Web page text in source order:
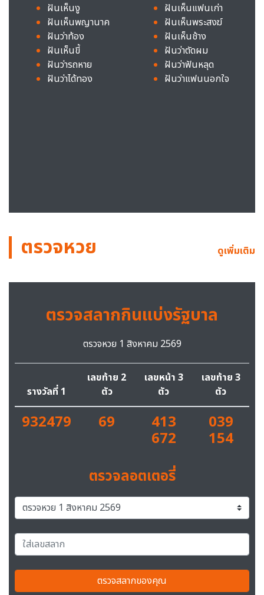
ฝันเห็นงู
ฝันเห็นพญานาค
ฝันว่าท้อง
ฝันเห็นขี้
ฝันว่ารถหาย
ฝันว่าได้ทอง
ฝันเห็นแฟนเก่า
ฝันเห็นพระสงฆ์
ฝันเห็นช้าง
ฝันว่าตัดผม
ฝันว่าฟันหลุด
ฝันว่าแฟนนอกใจ
ตรวจหวย ดูเพิ่มเติม
ตรวจสลากกินแบ่งรัฐบาล
ตรวจหวย 1 สิงหาคม 2569
รางวัลที่ 1
เลขท้าย 2
ตัว
เลขหน้า 3
ตัว
เลขท้าย 3
ตัว
932479 69 413
672
039
154
ตรวจลอตเตอรี่
ตรวจสลากของคุณ